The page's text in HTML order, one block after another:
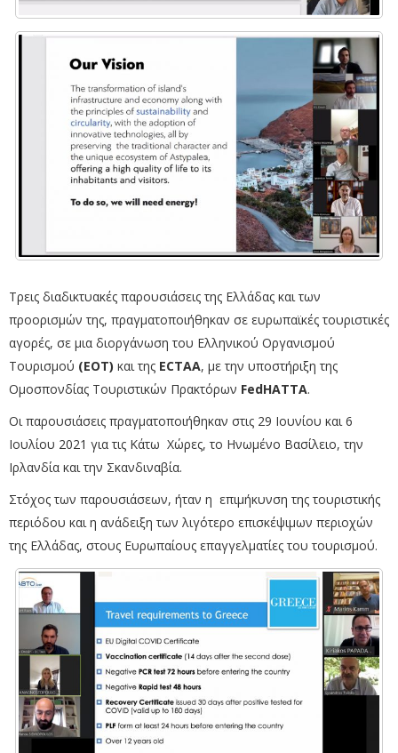
Τρεις διαδικτυακές παρουσιάσεις της Ελλάδας και των
προορισμών της, πραγματοποιήθηκαν σε ευρωπαϊκές τουριστικές
αγορές, σε μια διοργάνωση του Ελληνικού Οργανισμού
Τουρισμού (ΕΟΤ) και της ECTAA, με την υποστήριξη της
Ομοσπονδίας Τουριστικών Πρακτόρων FedHATTA.
Οι παρουσιάσεις πραγματοποιήθηκαν στις 29 Ιουνίου και 6
Ιουλίου 2021 για τις Κάτω Χώρες, το Ηνωμένο Βασίλειο, την
Ιρλανδία και την Σκανδιναβία.
Στόχος των παρουσιάσεων, ήταν η επιμήκυνση της τουριστικής
περιόδου και η ανάδειξη των λιγότερο επισκέψιμων περιοχών
της Ελλάδας, στους Ευρωπαίους επαγγελματίες του τουρισμού.